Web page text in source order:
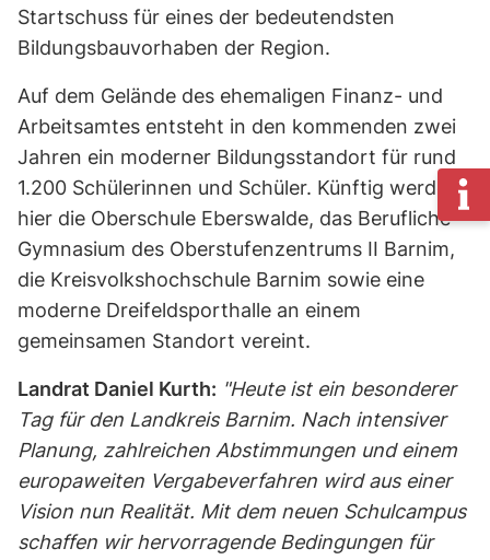
Startschuss für eines der bedeutendsten
Bildungsbauvorhaben der Region.
Auf dem Gelände des ehemaligen Finanz- und
Arbeitsamtes entsteht in den kommenden zwei
Jahren ein moderner Bildungsstandort für rund
1.200 Schülerinnen und Schüler. Künftig werden
hier die Oberschule Eberswalde, das Berufliche
Gymnasium des Oberstufenzentrums II Barnim,
die Kreisvolkshochschule Barnim sowie eine
moderne Dreifeldsporthalle an einem
gemeinsamen Standort vereint.
Landrat Daniel Kurth: "Heute ist ein besonderer
Tag für den Landkreis Barnim. Nach intensiver
Planung, zahlreichen Abstimmungen und einem
europaweiten Vergabeverfahren wird aus einer
Vision nun Realität. Mit dem neuen Schulcampus
schaffen wir hervorragende Bedingungen für